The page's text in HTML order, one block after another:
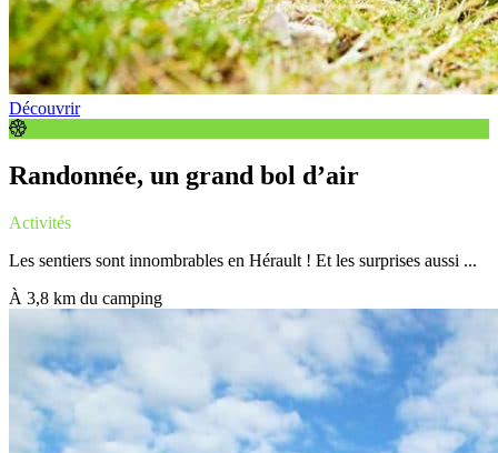
Découvrir
Randonnée, un grand bol d’air
Activités
Les sentiers sont innombrables en Hérault ! Et les surprises aussi ...
À 3,8 km du camping